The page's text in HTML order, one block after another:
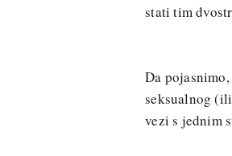
stati tim
Da
seksualnog
vezi s jednim